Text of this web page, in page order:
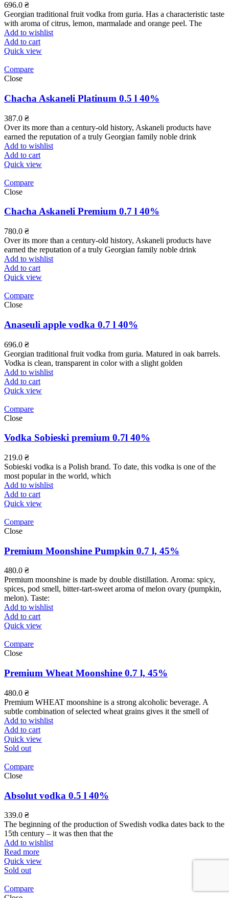
696.0 ₴
Georgian traditional fruit vodka from guria. Has a characteristic taste
with aroma of citrus, lemon, marmalade and orange peel. The
Add to wishlist
Add to cart
Quick view
Compare
Close
Chacha Askaneli Platinum 0.5 l 40%
387.0 ₴
Over its more than a century-old history, Askaneli products have
earned the reputation of a truly Georgian family noble drink
Add to wishlist
Add to cart
Quick view
Compare
Close
Chacha Askaneli Premium 0.7 l 40%
780.0 ₴
Over its more than a century-old history, Askaneli products have
earned the reputation of a truly Georgian family noble drink
Add to wishlist
Add to cart
Quick view
Compare
Close
Anaseuli apple vodka 0.7 l 40%
696.0 ₴
Georgian traditional fruit vodka from guria. Matured in oak barrels.
Vodka is clean, transparent in color with a slight golden
Add to wishlist
Add to cart
Quick view
Compare
Close
Vodka Sobieski premium 0.7l 40%
219.0 ₴
Sobieski vodka is a Polish brand. To date, this vodka is one of the
most popular in the world, which
Add to wishlist
Add to cart
Quick view
Compare
Close
Premium Moonshine Pumpkin 0.7 l, 45%
480.0 ₴
Premium moonshine is made by double distillation. Aroma: spicy,
spices, pod smell, bitter-tart-sweet aroma of melon ovary (pumpkin,
melon). Taste:
Add to wishlist
Add to cart
Quick view
Compare
Close
Premium Wheat Moonshine 0.7 l, 45%
480.0 ₴
Premium WHEAT moonshine is a strong alcoholic beverage. A
subtle combination of selected wheat grains gives it the smell of
Add to wishlist
Add to cart
Quick view
Sold out
Compare
Close
Absolut vodka 0.5 l 40%
339.0 ₴
The beginning of the production of Swedish vodka dates back to the
15th century – it was then that the
Add to wishlist
Read more
Quick view
Sold out
Compare